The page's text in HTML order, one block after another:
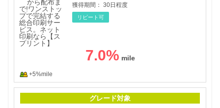
獲得期間： 30日程度
リピート可
7.0%
+5%mile
グレード対象